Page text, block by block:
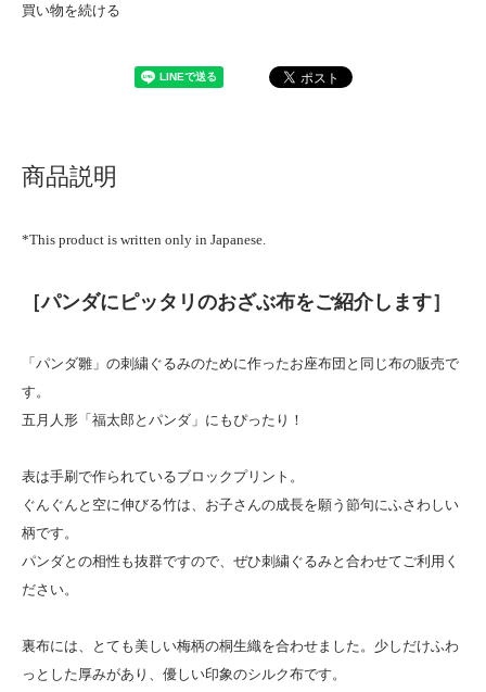
買い物を続ける
商品説明
*This product is written only in Japanese.
［パンダにピッタリのおざぶ布をご紹介します］
「パンダ雛」の刺繍ぐるみのために作ったお座布団と同じ布の販売で
す。
五月人形「福太郎とパンダ」にもぴったり！
表は手刷で作られているブロックプリント。
ぐんぐんと空に伸びる竹は、お子さんの成長を願う節句にふさわしい
柄です。
パンダとの相性も抜群ですので、ぜひ刺繍ぐるみと合わせてご利用く
ださい。
裏布には、とても美しい梅柄の桐生織を合わせました。少しだけふわ
っとした厚みがあり、優しい印象のシルク布です。